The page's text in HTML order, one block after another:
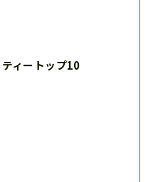
ィートップ10